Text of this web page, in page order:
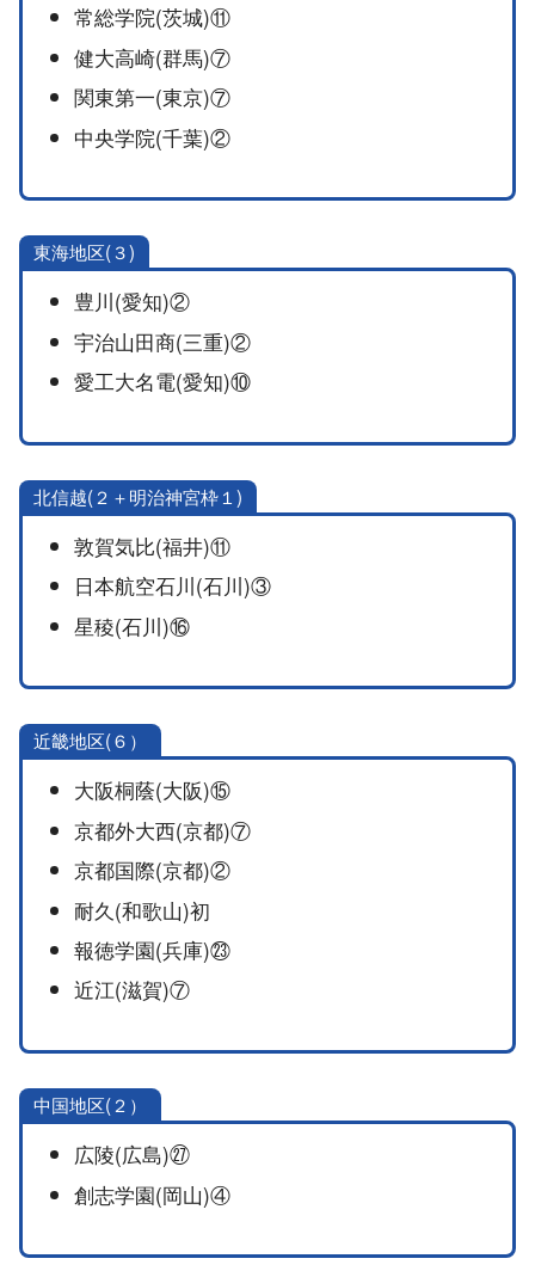
常総学院(茨城)⑪
健大高崎(群馬)⑦
関東第一(東京)⑦
中央学院(千葉)②
東海地区(３)
豊川(愛知)②
宇治山田商(三重)②
愛工大名電(愛知)⑩
北信越(２＋明治神宮枠１)
敦賀気比(福井)⑪
日本航空石川(石川)③
星稜(石川)⑯
近畿地区(６）
大阪桐蔭(大阪)⑮
京都外大西(京都)⑦
京都国際(京都)②
耐久(和歌山)初
報徳学園(兵庫)㉓
近江(滋賀)⑦
中国地区(２）
広陵(広島)㉗
創志学園(岡山)④